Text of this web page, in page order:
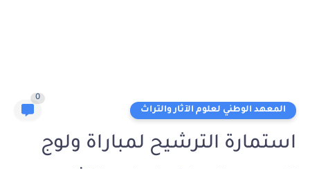
المعهد الوطني لعلوم الآثار والتراث
0
استمارة الترشيح لمباراة ولوج